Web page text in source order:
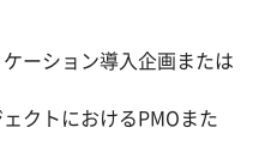
ーション導入企画または
クトにおけるPMOまた